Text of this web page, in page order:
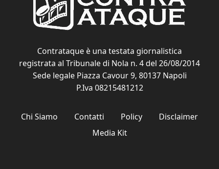
Contrataque è una testata giornalistica
registrata al Tribunale di Nola n. 4 del 26/08/2014
Sede legale Piazza Cavour 9, 80137 Napoli
P.Iva 08215481212
Chi Siamo Contatti Policy
Disclaimer
Media Kit